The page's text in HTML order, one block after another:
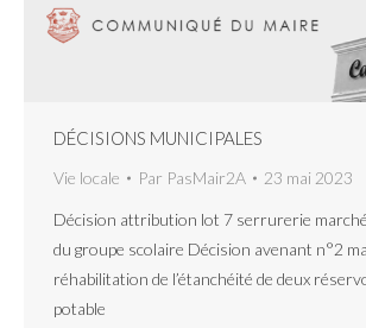
DÉCISIONS MUNICIPALES
Vie locale Par PasMair2A 23 mai 2023
Décision attribution lot 7 serrurerie
du groupe scolaire Décision avenant n°2
réhabilitation de l’étanchéité de deux
potable